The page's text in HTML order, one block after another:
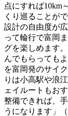
点にすれば10km
くり巡ることが
設計の自由度が
って輪行で富岡
グを楽しめます
んでもらっても
を富岡発のサイ
りは小高駅や浪
ェイルートもお
整備できれば、
うになります」